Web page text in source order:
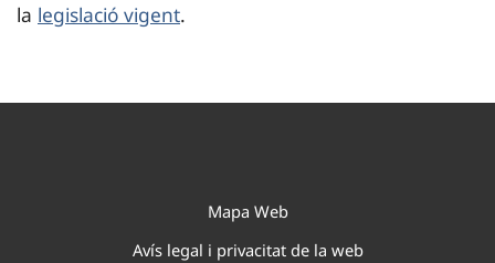
la legislació vigent.
Mapa Web
Avís legal i privacitat de la web